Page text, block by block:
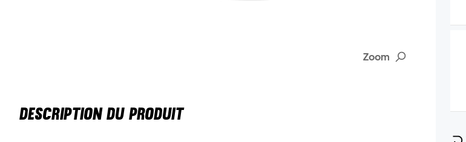
Zoom
DESCRIPTION DU PRODUIT